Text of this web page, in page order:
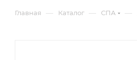
Главная — Каталог — СПА —